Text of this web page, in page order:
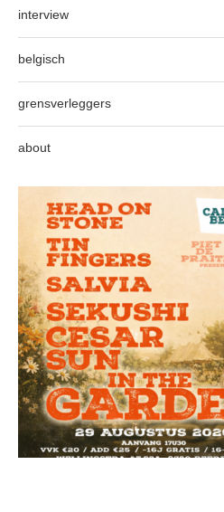
interview
belgisch
grensverleggers
about